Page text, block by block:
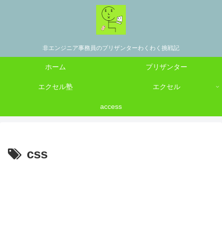
非エンジニア事務員のプリザンターわくわく挑戦記
ホーム プリザンター
エクセル塾 エクセル
access
css